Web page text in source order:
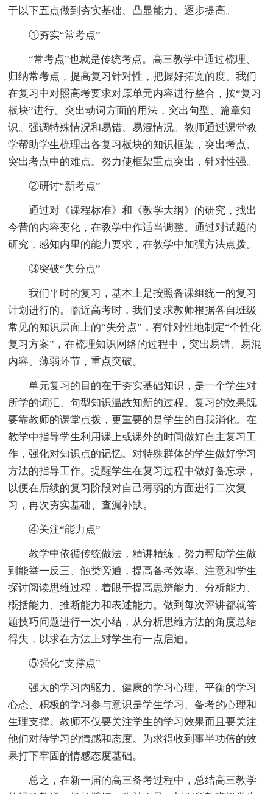
于以下五点做到夯实基础、凸显能力、逐步提高。
①夯实“常考点”
“常考点”也就是传统考点。高三教学中通过梳理、
归纳常考点，提高复习针对性，把握好拓宽的度。我们
在复习中对照高考要求对原单元内容进行整合，按“复习
板块”进行。突出动词方面的用法，突出句型、篇章知
识。强调特殊情况和易错、易混情况。教师通过课堂教
学帮助学生梳理出各复习板块的知识框架，突出考点、
突出考点中的难点。努力使框架重点突出，针对性强。
②研讨“新考点”
通过对《课程标准》和《教学大纲》的研究，找出
今昔的内容变化，在教学中作适当调整。通过对试题的
研究，感知内里的能力要求，在教学中加强方法点拨。
③突破“失分点”
我们平时的复习，基本上是按照备课组统一的复习
计划进行的。临近高考时，我们要求教师根据各自班级
常见的知识层面上的“失分点”，有针对性地制定“个性化
复习方案”，在梳理知识网络的过程中，突出易错、易混
内容。薄弱环节，重点突破。
单元复习的目的在于夯实基础知识，是一个学生对
所学的词汇、句型知识温故知新的过程。复习的效果既
要靠教师的课堂点拨，更重要的是学生的自我消化。在
教学中指导学生利用课上或课外的时间做好自主复习工
作，强化对知识点的记忆。对特殊群体的学生做好学习
方法的指导工作。提醒学生在复习过程中做好备忘录，
以便在后续的复习阶段对自己薄弱的方面进行二次复
习，再次夯实基础、查漏补缺。
④关注“能力点”
教学中依循传统做法，精讲精练，努力帮助学生做
到能举一反三、触类旁通，提高备考效率。注意和学生
探讨阅读思维过程，着眼于提高思辨能力、分析能力、
概括能力、推断能力和表述能力。做到每次评讲都就答
题技巧问题进行一次小结，从分析思维方法的角度总结
得失，以求在方法上对学生有一点启迪。
⑤强化“支撑点”
强大的学习内驱力、健康的学习心理、平衡的学习
心态、积极的学习参与意识是学生学习、备考的心理和
生理支撑。教师不仅要关注学生的学习效果而且要关注
他们对待学习的情感和态度。为求得收到事半功倍的效
果打下牢固的情感态度基础。
总之，在新一届的高三备考过程中，总结高三教学